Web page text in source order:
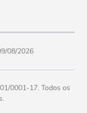
08/2026
0001-17. Todos os